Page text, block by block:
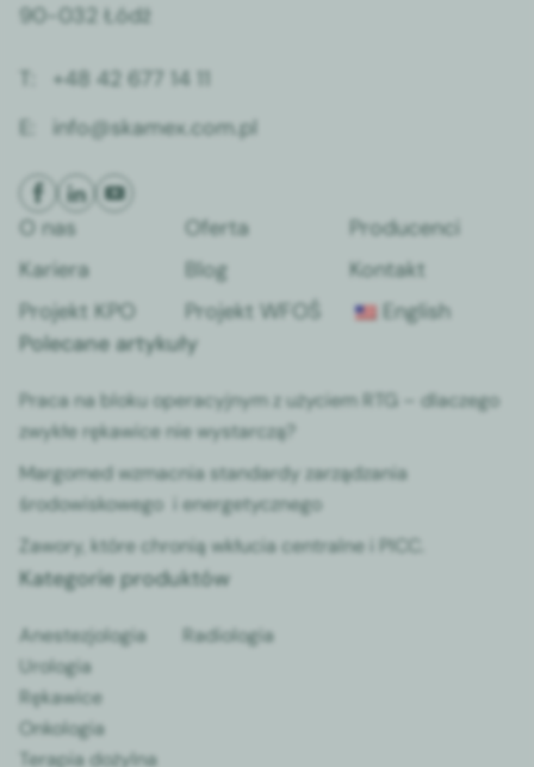
90-032 Łódź
T:
+48 42 677 14 11
E:
info@skamex.com.pl
O nas Oferta
Producenci
Kariera
Blog
Kontakt
Projekt KPO
Projekt WFOŚ
English
Polecane artykuły
Praca na bloku operacyjnym z użyciem RTG – dlaczego
zwykłe rękawice nie wystarczą?
Margomed wzmacnia standardy zarządzania
środowiskowego i energetycznego
Zawory, które chronią wkłucia centralne i PICC.
Kategorie produktów
Anestezjologia
Urologia
Rękawice
Onkologia
Terapia dożylna
Radiologia